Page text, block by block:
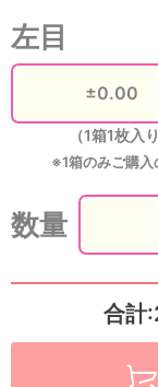
左目
（1箱1枚入り
※1箱のみご購
数量
合計